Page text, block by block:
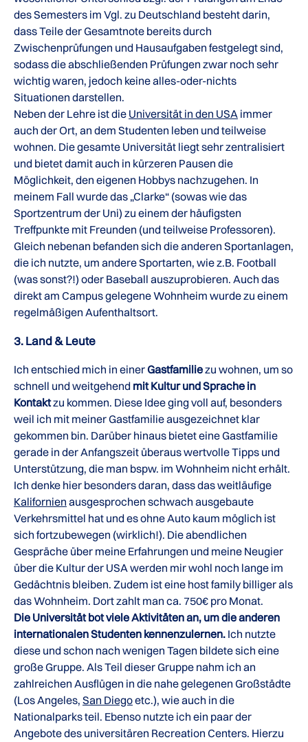
des Semesters im Vgl. zu Deutschland besteht darin,
dass Teile der Gesamtnote bereits durch
Zwischenprüfungen und Hausaufgaben festgelegt sind,
sodass die abschließenden Prüfungen zwar noch sehr
wichtig waren, jedoch keine alles-oder-nichts
Situationen darstellen.
Neben der Lehre ist die Universität in den USA immer
auch der Ort, an dem Studenten leben und teilweise
wohnen. Die gesamte Universität liegt sehr zentralisiert
und bietet damit auch in kürzeren Pausen die
Möglichkeit, den eigenen Hobbys nachzugehen. In
meinem Fall wurde das „Clarke“ (sowas wie das
Sportzentrum der Uni) zu einem der häufigsten
Treffpunkte mit Freunden (und teilweise Professoren).
Gleich nebenan befanden sich die anderen Sportanlagen,
die ich nutzte, um andere Sportarten, wie z.B. Football
(was sonst?!) oder Baseball auszuprobieren. Auch das
direkt am Campus gelegene Wohnheim wurde zu einem
regelmäßigen Aufenthaltsort.
3. Land & Leute
Ich entschied mich in einerGastfamiliezu wohnen, um so
schnell und weitgehend mit Kultur und Sprache in
Kontaktzu kommen. Diese Idee ging voll auf, besonders
weil ich mit meiner Gastfamilie ausgezeichnet klar
gekommen bin. Darüber hinaus bietet eine Gastfamilie
gerade in der Anfangszeit überaus wertvolle Tipps und
Unterstützung, die man bspw. im Wohnheim nicht erhält.
Ich denke hier besonders daran, dass das weitläufige
Kalifornien ausgesprochen schwach ausgebaute
Verkehrsmittel hat und es ohne Auto kaum möglich ist
sich fortzubewegen (wirklich!). Die abendlichen
Gespräche über meine Erfahrungen und meine Neugier
über die Kultur der USA werden mir wohl noch lange im
Gedächtnis bleiben. Zudem ist eine host family billiger als
das Wohnheim. Dort zahlt man ca. 750€ pro Monat.
Die Universität bot viele Aktivitäten an, um die anderen
internationalen Studenten kennenzulernen. Ich nutzte
diese und schon nach wenigen Tagen bildete sich eine
große Gruppe. Als Teil dieser Gruppe nahm ich an
zahlreichen Ausflügen in die nahe gelegenen Großstädte
(Los Angeles, San Diegoetc.), wie auch in die
Nationalparks teil. Ebenso nutzte ich ein paar der
Angebote des universitären Recreation Centers. Hierzu